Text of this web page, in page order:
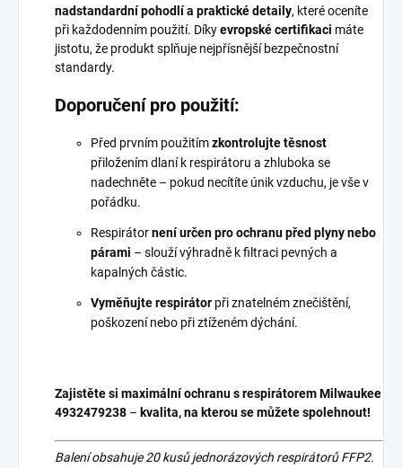
nadstandardní pohodlí a praktické detaily, které oceníte
při každodenním použití. Díkyevropské certifikaci máte
jistotu, že produkt splňuje nejpřísnější bezpečnostní
standardy.
Doporučení pro použití:
Před prvním použitímzkontrolujte těsnost
přiložením dlaní k respirátoru a zhluboka se
nadechněte – pokud necítíte únik vzduchu, je vše v
pořádku.
Respirátornení určen pro ochranu před plyny nebo
párami – slouží výhradně k filtraci pevných a
kapalných částic.
Vyměňujte respirátor při znatelném znečištění,
poškození nebo při ztíženém dýchání.
Zajistěte si maximální ochranu s respirátorem Milwaukee
4932479238 – kvalita, na kterou se můžete spolehnout!
Balení obsahuje 20 kusů jednorázových respirátorů FFP2.